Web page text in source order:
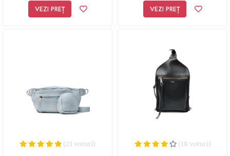
VEZI PREȚ VEZI PREȚ
(21 voturi) (18 voturi)